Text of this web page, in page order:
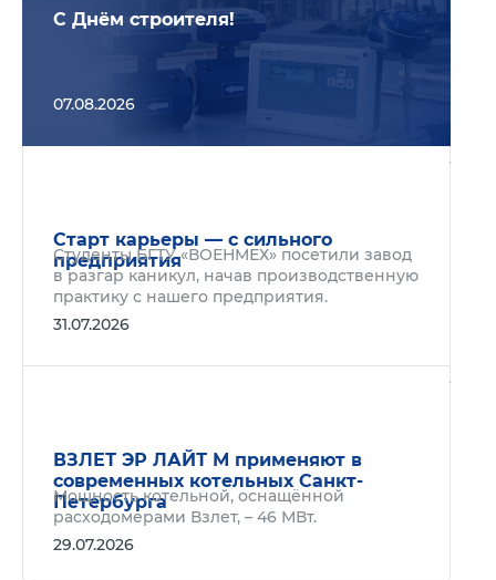
С Днём строителя!
07.08.2026
Старт карьеры — с сильного
предприятия
Студенты БГТУ «ВОЕНМЕХ» посетили завод
в разгар каникул, начав производственную
практику с нашего предприятия.
31.07.2026
ВЗЛЕТ ЭР ЛАЙТ М применяют в
современных котельных Санкт-
Петербурга
Мощность котельной, оснащённой
расходомерами Взлет, – 46 МВт.
29.07.2026